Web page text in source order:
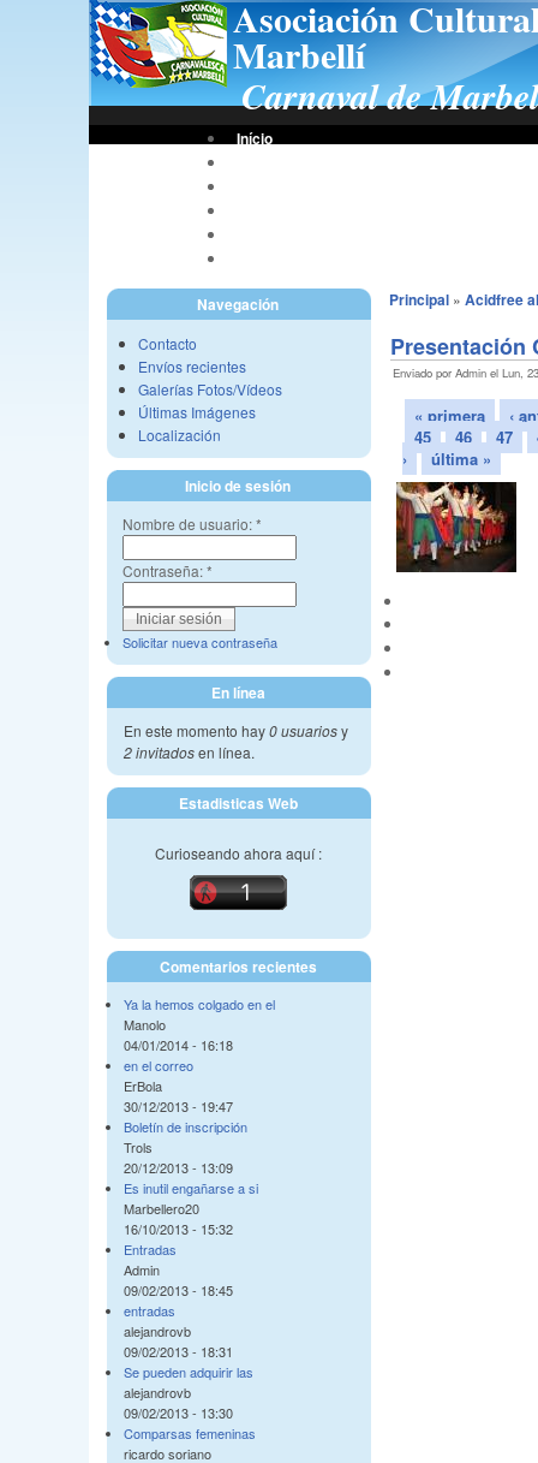
Asociación
Marbellí
Carnaval de
Início
Navegación
Contacto
Envíos recientes
Galerías Fotos/Vídeos
Últimas Imágenes
Localización
Inicio de sesión
Nombre de usuario:*
Contraseña:*
Solicitar nueva contraseña
En línea
En este momento hay0 usuariosy
2 invitadosen línea.
Estadisticas Web
Curioseando ahora aquí :
Comentarios recientes
Ya la hemos colgado en el
Manolo
04/01/2014 - 16:18
en el correo
ErBola
30/12/2013 - 19:47
Boletín de inscripción
Trols
20/12/2013 - 13:09
Es inutil engañarse a si
Marbellero20
16/10/2013 - 15:32
Entradas
Admin
09/02/2013 - 18:45
entradas
alejandrovb
09/02/2013 - 18:31
Se pueden adquirir las
alejandrovb
09/02/2013 - 13:30
Comparsas femeninas
ricardo soriano
Principal» Acidfree
Presentación
Enviado por Admin el Lun,
« primera
‹
45
46 47
›
última »